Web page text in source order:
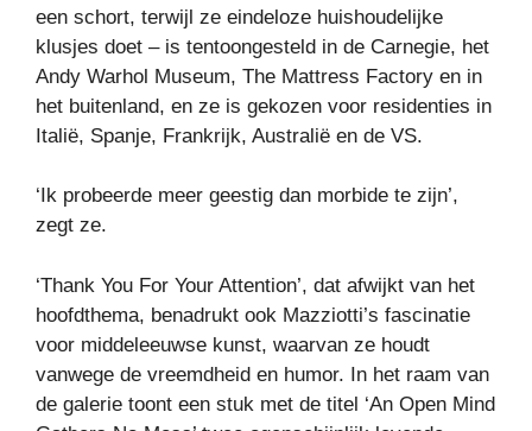
een schort, terwijl ze eindeloze huishoudelijke
klusjes doet – is tentoongesteld in de Carnegie, het
Andy Warhol Museum, The Mattress Factory en in
het buitenland, en ze is gekozen voor residenties in
Italië, Spanje, Frankrijk, Australië en de VS.
‘Ik probeerde meer geestig dan morbide te zijn’,
zegt ze.
‘Thank You For Your Attention’, dat afwijkt van het
hoofdthema, benadrukt ook Mazziotti’s fascinatie
voor middeleeuwse kunst, waarvan ze houdt
vanwege de vreemdheid en humor. In het raam van
de galerie toont een stuk met de titel ‘An Open Mind